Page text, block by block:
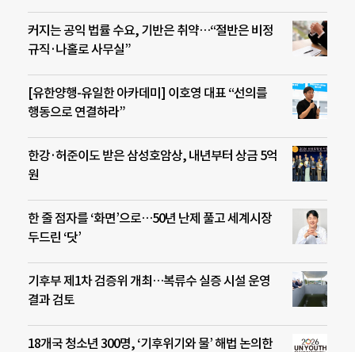
커지는 공익 법률 수요, 기반은 취약…“절반은 비정
규직·나홀로 사무실”
[유한양행-유일한 아카데미] 이호영 대표 “선의를
행동으로 연결하라”
한강·허준이도 받은 삼성호암상, 내년부터 상금 5억
원
한 줄 점자를 ‘화면’으로…50년 난제 풀고 세계시장
두드린 ‘닷’
기후부 제1차 검증위 개최…복류수 실증 시설 운영
결과 검토
18개국 청소년 300명, ‘기후위기와 물’ 해법 논의한